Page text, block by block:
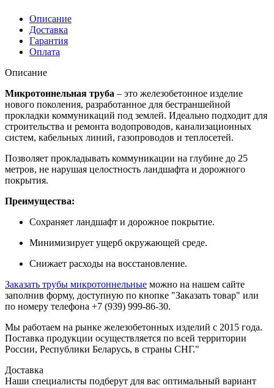
Описание
Доставка
Гарантия
Оплата
Описание
Микротоннельная труба – это железобетонное изделие
нового поколения, разработанное для бестраншейной
прокладки коммуникаций под землей. Идеально подходит для
строительства и ремонта водопроводов, канализационных
систем, кабельных линий, газопроводов и теплосетей.
Позволяет прокладывать коммуникации на глубине до 25
метров, не нарушая целостность ландшафта и дорожного
покрытия.
Преимущества:
Сохраняет ландшафт и дорожное покрытие.
Минимизирует ущерб окружающей среде.
Снижает расходы на восстановление.
Заказать трубы микротоннельные можно на нашем сайте
заполнив форму, доступную по кнопке "Заказать товар" или
по номеру телефона +7 (939) 999-86-30.
Мы работаем на рынке железобетонных изделий с 2015 года.
Поставка продукции осуществляется по всей территории
России, Республики Беларусь, в страны СНГ."
Доставка
Наши специалисты подберут для вас оптимальный вариант